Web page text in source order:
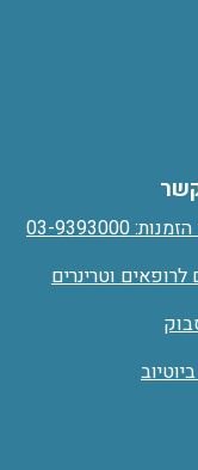
03-9393000
לרופאים וטרינרים